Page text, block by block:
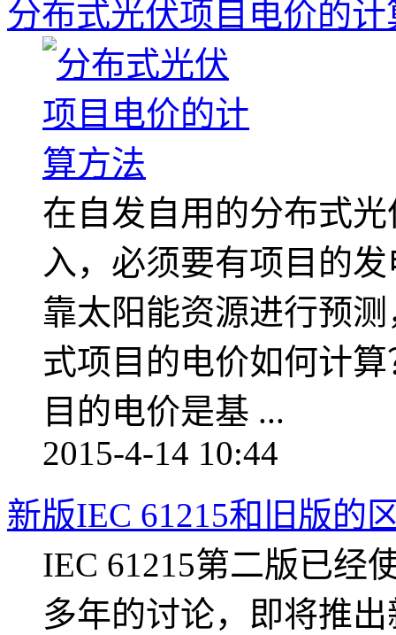
分布式光伏项目电价的计
在自发自用的分布式
入，必须要有项目的
靠太阳能资源进行预
式项目的电价如何计
目的电价是基 ...
2015-4-14 10:44
新版IEC 61215和旧版的
IEC 61215第二版已经
多年的讨论，即将推